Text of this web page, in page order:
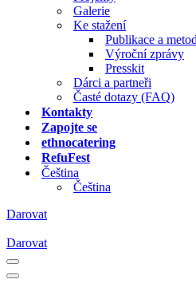
Galerie
Ke stažení
Publikace a
Výroční zprávy
Presskit
Dárci a partneři
Časté dotazy (FAQ)
Kontakty
Zapojte se
ethnocatering
RefuFest
Čeština
Čeština
Darovat
Darovat
Navigační
menu
Navigační